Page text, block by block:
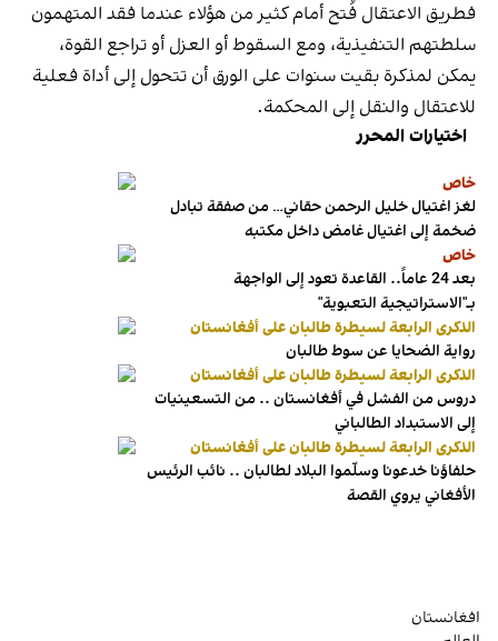
فطريق الاعتقال فُتح أمام كثير من هؤلاء عندما فقد المتهمون
سلطتهم التنفيذية، ومع السقوط أو العزل أو تراجع القوة،
يمكن لمذكرة بقيت سنوات على الورق أن تتحول إلى أداة فعلية
للاعتقال والنقل إلى المحكمة.
اختيارات المحرر
خاص
لغز اغتيال خليل الرحمن حقاني… من صفقة تبادل
ضخمة إلى اغتيال غامض داخل مكتبه
خاص
بعد 24 عاماً.. القاعدة تعود إلى الواجهة
بـ"الاستراتيجية التعبوية"
الذكرى الرابعة لسيطرة طالبان على أفغانستان
رواية الضحايا عن سوط طالبان
الذكرى الرابعة لسيطرة طالبان على أفغانستان
دروس من الفشل في أفغانستان .. من التسعينيات
إلى الاستبداد الطالباني
الذكرى الرابعة لسيطرة طالبان على أفغانستان
حلفاؤنا خدعونا وسلّموا البلاد لطالبان .. نائب الرئيس
الأفغاني يروي القصة
افغانستان